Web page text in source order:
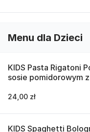
Menu dla Dzieci
KIDS Pasta Rigatoni
sosie pomidorowym
24,00 zł
KIDS Spaghetti